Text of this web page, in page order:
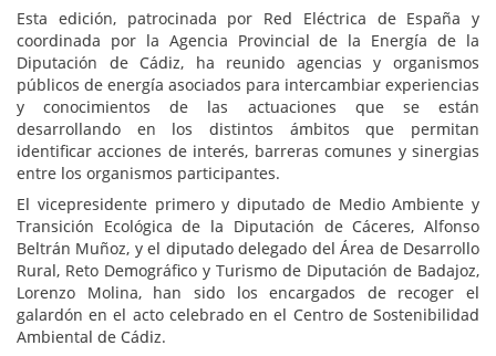
Esta edición, patrocinada por Red Eléctrica de España y
coordinada por la Agencia Provincial de la Energía de la
Diputación de Cádiz, ha reunido agencias y organismos
públicos de energía asociados para intercambiar experiencias
y conocimientos de las actuaciones que se están
desarrollando en los distintos ámbitos que permitan
identificar acciones de interés, barreras comunes y sinergias
entre los organismos participantes.
El vicepresidente primero y diputado de Medio Ambiente y
Transición Ecológica de la Diputación de Cáceres, Alfonso
Beltrán Muñoz, y el diputado delegado del Área de Desarrollo
Rural, Reto Demográfico y Turismo de Diputación de Badajoz,
Lorenzo Molina, han sido los encargados de recoger el
galardón en el acto celebrado en el Centro de Sostenibilidad
Ambiental de Cádiz.